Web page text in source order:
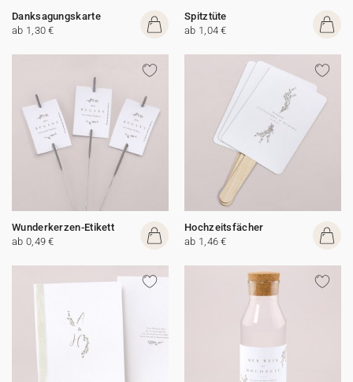
Danksagungskarte
ab 1,30 €
Spitztüte
ab 1,04 €
Wunderkerzen-Etikett
ab 0,49 €
Hochzeitsfächer
ab 1,46 €